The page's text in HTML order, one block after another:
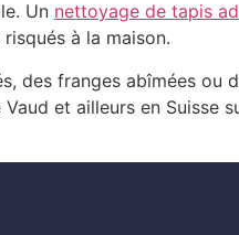
Un nettoyage de tapis
à la maison.
des franges abîmées ou
et ailleurs en